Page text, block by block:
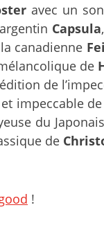
avec un
Capsula
canadienne
de
de
impeccable de
du
de
!